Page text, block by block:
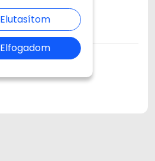
Elutasítom
Elfogadom